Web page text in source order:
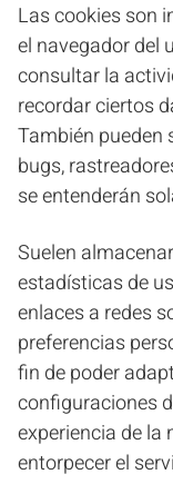
Las cookies son
el navegador del
consultar la
recordar ciertos
También pueden
bugs,
se entenderán
Suelen
estadísticas de
enlaces a redes
preferencias
fin de poder
configuraciones
experiencia de la
entorpecer el